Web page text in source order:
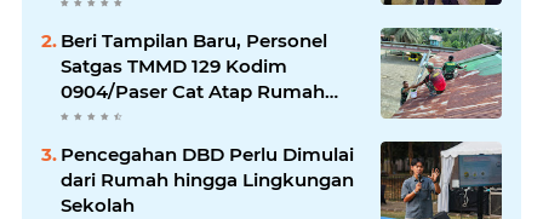
Beri Tampilan Baru, Personel
Satgas TMMD 129 Kodim
0904/Paser Cat Atap Rumah
Marbot
Pencegahan DBD Perlu Dimulai
dari Rumah hingga Lingkungan
Sekolah